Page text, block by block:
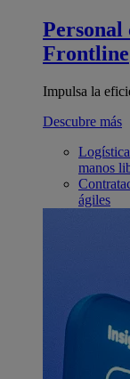
Personal
Frontline
Impulsa la
Descubre más
manos
ágiles